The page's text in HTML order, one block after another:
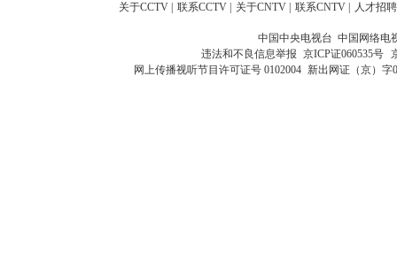
关于CCTV 联系CCTV 关于CNTV 联系CNTV 人才招聘
中国中央电视台 中国网络电
违法和不良信息举报 京ICP证060535号
网上传播视听节目许可证号 0102004 新出网证（京）